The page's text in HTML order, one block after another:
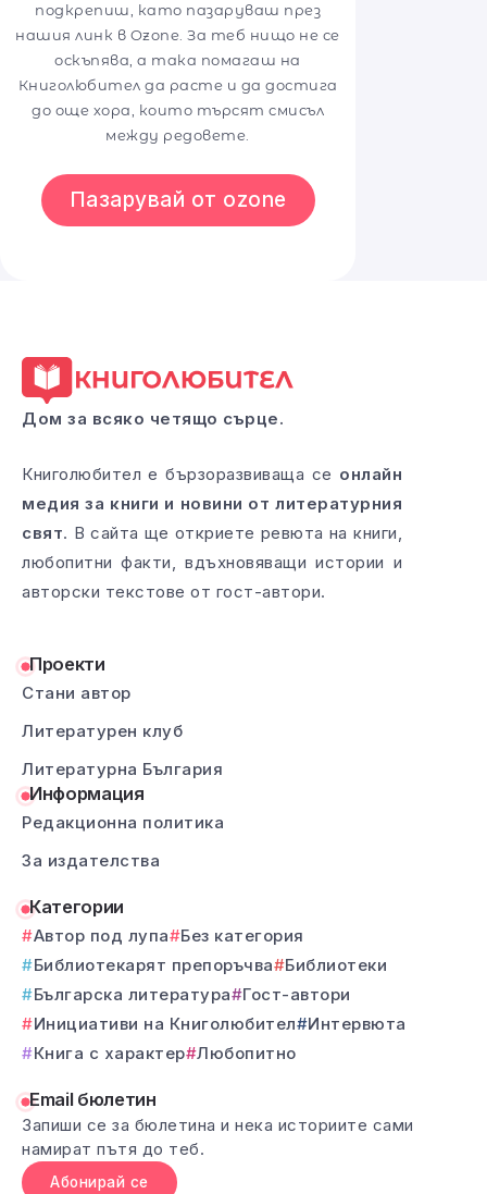
подкрепиш, като пазаруваш през
нашия линк в Ozone. За теб нищо не се
оскъпява, а така помагаш на
Книголюбител да расте и да достига
до още хора, които търсят смисъл
между редовете.
Пазарувай от ozone
Дом за всяко четящо сърце.
Книголюбител е бързоразвиваща се онлайн
медия за книги и новини от литературния
свят. В сайта ще откриете ревюта на книги,
любопитни факти, вдъхновяващи истории и
авторски текстове от гост-автори.
Проекти
Стани автор
Литературен клуб
Литературна България
Информация
Редакционна политика
За издателства
Категории
Автор под лупа
Без категория
Библиотекарят препоръчва
Библиотеки
Българска литература
Гост-автори
Инициативи на Книголюбител
Интервюта
Книга с характер Любопитно
Email бюлетин
Запиши се за бюлетина и нека историите сами
намират пътя до теб.
Абонирай се